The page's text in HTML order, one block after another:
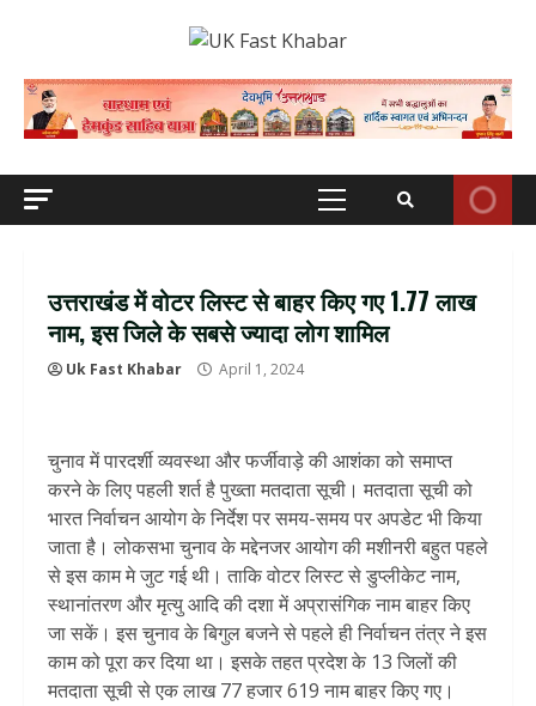
Primary
उत्तराखंड में वोटर लिस्ट से बाहर किए गए 1.77 लाख
नाम, इस जिले के सबसे ज्‍यादा लोग शामिल
Uk Fast Khabar April 1, 2024
चुनाव में पारदर्शी व्यवस्था और फर्जीवाड़े की आशंका को समाप्त
करने के लिए पहली शर्त है पुख्ता मतदाता सूची। मतदाता सूची को
भारत निर्वाचन आयोग के निर्देश पर समय-समय पर अपडेट भी किया
जाता है। लोकसभा चुनाव के मद्देनजर आयोग की मशीनरी बहुत पहले
से इस काम मे जुट गई थी। ताकि वोटर लिस्ट से डुप्लीकेट नाम,
स्थानांतरण और मृत्यु आदि की दशा में अप्रासंगिक नाम बाहर किए
जा सकें। इस चुनाव के बिगुल बजने से पहले ही निर्वाचन तंत्र ने इस
काम को पूरा कर दिया था। इसके तहत प्रदेश के 13 जिलों की
मतदाता सूची से एक लाख 77 हजार 619 नाम बाहर किए गए।